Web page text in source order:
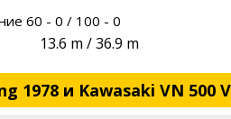
60 - 0 / 100 - 0
13.6 m / 36.9 m
1978 и Kawasaki VN 500